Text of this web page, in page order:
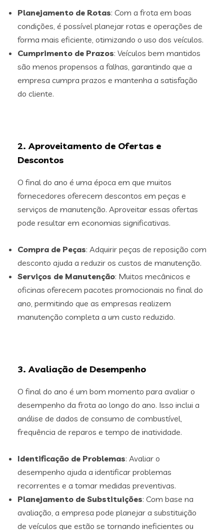
Planejamento de Rotas: Com a frota em boas
condições, é possível planejar rotas e operações de
forma mais eficiente, otimizando o uso dos veículos.
Cumprimento de Prazos: Veículos bem mantidos
são menos propensos a falhas, garantindo que a
empresa cumpra prazos e mantenha a satisfação
do cliente.
2. Aproveitamento de Ofertas e
Descontos
O final do ano é uma época em que muitos
fornecedores oferecem descontos em peças e
serviços de manutenção. Aproveitar essas ofertas
pode resultar em economias significativas.
Compra de Peças: Adquirir peças de reposição com
desconto ajuda a reduzir os custos de manutenção.
Serviços de Manutenção: Muitos mecânicos e
oficinas oferecem pacotes promocionais no final do
ano, permitindo que as empresas realizem
manutenção completa a um custo reduzido.
3. Avaliação de Desempenho
O final do ano é um bom momento para avaliar o
desempenho da frota ao longo do ano. Isso inclui a
análise de dados de consumo de combustível,
frequência de reparos e tempo de inatividade.
Identificação de Problemas: Avaliar o
desempenho ajuda a identificar problemas
recorrentes e a tomar medidas preventivas.
Planejamento de Substituições: Com base na
avaliação, a empresa pode planejar a substituição
de veículos que estão se tornando ineficientes ou